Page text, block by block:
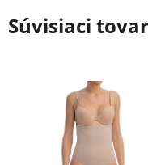
Súvisiaci tovar